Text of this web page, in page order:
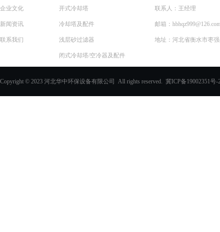
企业文化
新闻资讯
联系我们
开式冷却塔
冷却塔及配件
浅层砂过滤器
闭式冷却塔/空冷器及配件
联系人：王经理
邮箱：
地址：河北省衡水市枣
Copyright © 2023 河北华中环保设备有限公司 All rights reserved. 冀ICP备19002351号-